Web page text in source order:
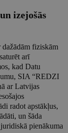
izejošās
fiziskām
arī
kad Datu
SIA “REDZI
ar Latvijas
radot apstākļus,
un šāda
pienākuma